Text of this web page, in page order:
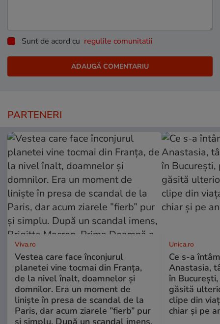
Sunt de acord cu regulile comunitatii
PARTENERI
Viva.ro
Vestea care face înconjurul
planetei vine tocmai din Franța,
de la nivel înalt, doamnelor și
domnilor. Era un moment de
liniște în presa de scandal de la
Paris, dar acum ziarele ”fierb” pur
și simplu. După un scandal imens,
Unica.ro
Ce s-a
Anastasia,
în
găsită
clipe din
chiar și pe